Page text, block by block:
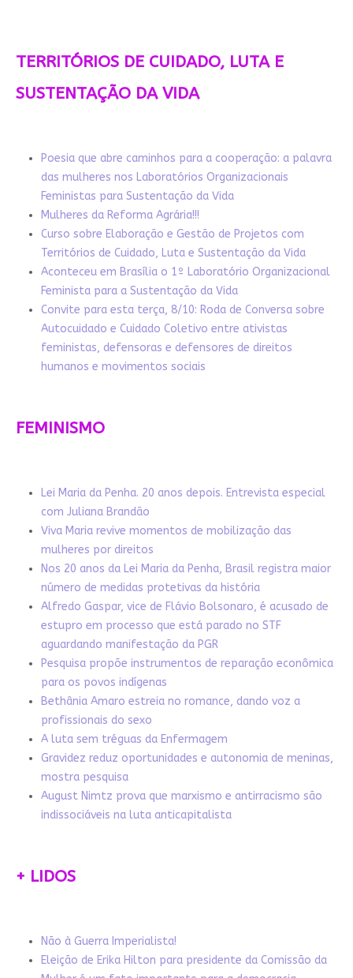
TERRITÓRIOS DE CUIDADO, LUTA E
SUSTENTAÇÃO DA VIDA
Poesia que abre caminhos para a cooperação: a palavra
das mulheres nos Laboratórios Organizacionais
Feministas para Sustentação da Vida
Mulheres da Reforma Agrária!!!
Curso sobre Elaboração e Gestão de Projetos com
Territórios de Cuidado, Luta e Sustentação da Vida
Aconteceu em Brasília o 1º Laboratório Organizacional
Feminista para a Sustentação da Vida
Convite para esta terça, 8/10: Roda de Conversa sobre
Autocuidado e Cuidado Coletivo entre ativistas
feministas, defensoras e defensores de direitos
humanos e movimentos sociais
FEMINISMO
Lei Maria da Penha. 20 anos depois. Entrevista especial
com Juliana Brandão
Viva Maria revive momentos de mobilização das
mulheres por direitos
Nos 20 anos da Lei Maria da Penha, Brasil registra maior
número de medidas protetivas da história
Alfredo Gaspar, vice de Flávio Bolsonaro, é acusado de
estupro em processo que está parado no STF
aguardando manifestação da PGR
Pesquisa propõe instrumentos de reparação econômica
para os povos indígenas
Bethânia Amaro estreia no romance, dando voz a
profissionais do sexo
A luta sem tréguas da Enfermagem
Gravidez reduz oportunidades e autonomia de meninas,
mostra pesquisa
August Nimtz prova que marxismo e antirracismo são
indissociáveis na luta anticapitalista
+ LIDOS
Não à Guerra Imperialista!
Eleição de Erika Hilton para presidente da Comissão da